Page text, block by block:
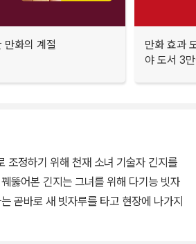
만화의 계절
만화 효과
야 도서 3
조정하기 위해 천재 소녀 기술자 긴지를
뚫어본 긴지는 그녀를 위해 다기능 빗자
곧바로 새 빗자루를 타고 현장에 나가지